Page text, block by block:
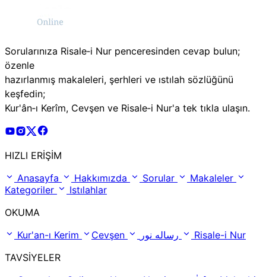
Sorularınıza Risale‑i Nur penceresinden cevap bulun;
özenle
hazırlanmış makaleleri, şerhleri ve ıstılah sözlüğünü
keşfedin;
Kur'ân‑ı Kerîm, Cevşen ve Risale‑i Nur'a tek tıkla ulaşın.
Risale Online Youtube Hesabı
Risale Online Instagram Hesabı
Risale Online X Hesabı
HIZLI ERİŞİM
Anasayfa
Hakkımızda Sorular
Makaleler
Kategoriler
Istılahlar
OKUMA
Kur'an-ı Kerim
Cevşen
Risale-i Nur
TAVSİYELER